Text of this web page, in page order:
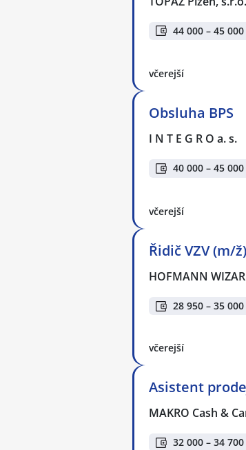
44 000 – 45 000
včerejší
Obsluha BPS
I N T E G R O a. s.
40 000 – 45 000
včerejší
Řidič VZV (m/
HOFMANN
28 950 – 35 000
včerejší
Asistent
MAKRO Cash &
32 000 – 34 700